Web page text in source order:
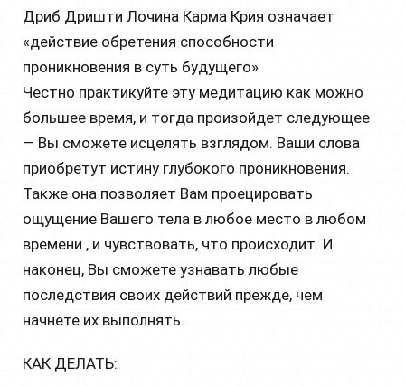
Дриб Дришти Лочина Карма Крия означает
«действие обретения способности
проникновения в суть будущего»
Честно практикуйте эту медитацию как можно
большее время, и тогда произойдет следующее
— Вы сможете исцелять взглядом. Ваши слова
приобретут истину глубокого проникновения.
Также она позволяет Вам проецировать
ощущение Вашего тела в любое место в любом
времени , и чувствовать, что происходит. И
наконец, Вы сможете узнавать любые
последствия своих действий прежде, чем
начнете их выполнять.
КАК ДЕЛАТЬ: